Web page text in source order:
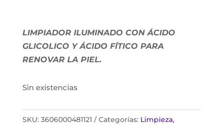
LIMPIADOR ILUMINADO CON ÁCIDO
GLICOLICO Y ÁCIDO FÍTICO PARA
RENOVAR LA PIEL.
Sin existencias
SKU: 3606000481121 Categorías: Limpieza,